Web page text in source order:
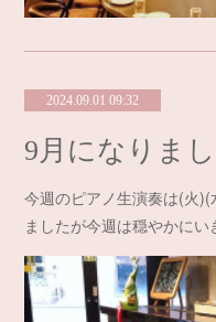
2024.09.01 09:32
9月になりま
今週のピアノ生演奏は(火
ましたが今週は穏やかに